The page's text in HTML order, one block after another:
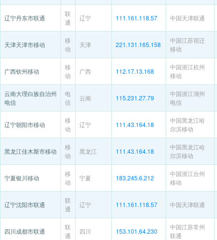
辽宁丹东市联通
联
通
辽宁 111.161.118.57 中国天津联通
天津天津市移动
移
动
天津 221.131.165.158
中国江苏宿迁
移动
广西钦州移动
移
动
广西 112.17.13.168
中国浙江杭州
移动
云南大理白族自治州
电信
电
信
云南 115.231.27.79
中国浙江湖州
电信
辽宁朝阳市移动
移
动
辽宁 111.43.164.18
中国黑龙江哈
尔滨移动
黑龙江佳木斯市移动
移
动
黑龙江 111.43.164.18
中国黑龙江哈
尔滨移动
宁夏银川移动
移
动
宁夏 183.245.6.212
中国浙江台州
移动
辽宁沈阳市联通
联
通
辽宁 111.161.118.57 中国天津联通
四川成都市联通
联
通
四川 153.101.64.230
中国江苏常州
联通